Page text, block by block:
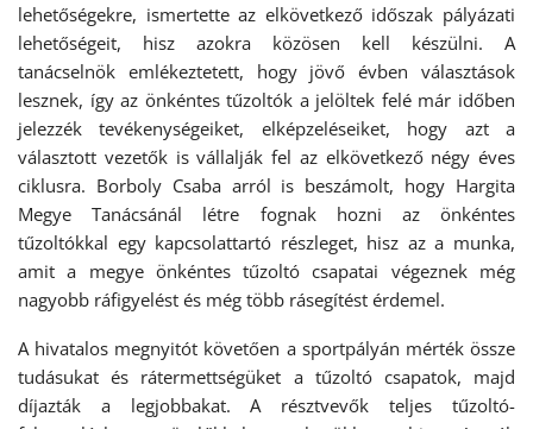
lehetőségekre, ismertette az elkövetkező időszak pályázati
lehetőségeit, hisz azokra közösen kell készülni. A
tanácselnök emlékeztetett, hogy jövő évben választások
lesznek, így az önkéntes tűzoltók a jelöltek felé már időben
jelezzék tevékenységeiket, elképzeléseiket, hogy azt a
választott vezetők is vállalják fel az elkövetkező négy éves
ciklusra. Borboly Csaba arról is beszámolt, hogy Hargita
Megye Tanácsánál létre fognak hozni az önkéntes
tűzoltókkal egy kapcsolattartó részleget, hisz az a munka,
amit a megye önkéntes tűzoltó csapatai végeznek még
nagyobb ráfigyelést és még több rásegítést érdemel.
A hivatalos megnyitót követően a sportpályán mérték össze
tudásukat és rátermettségüket a tűzoltó csapatok, majd
díjazták a legjobbakat. A résztvevők teljes tűzoltó-